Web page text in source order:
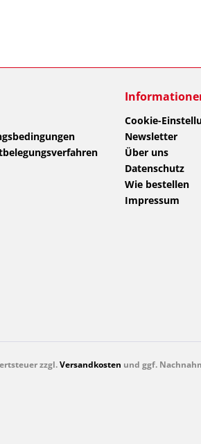
Cookie-
Newsletter
Über uns
Datenschutz
Wie bestellen
Impressum
zzgl.Versandkosten und ggf.